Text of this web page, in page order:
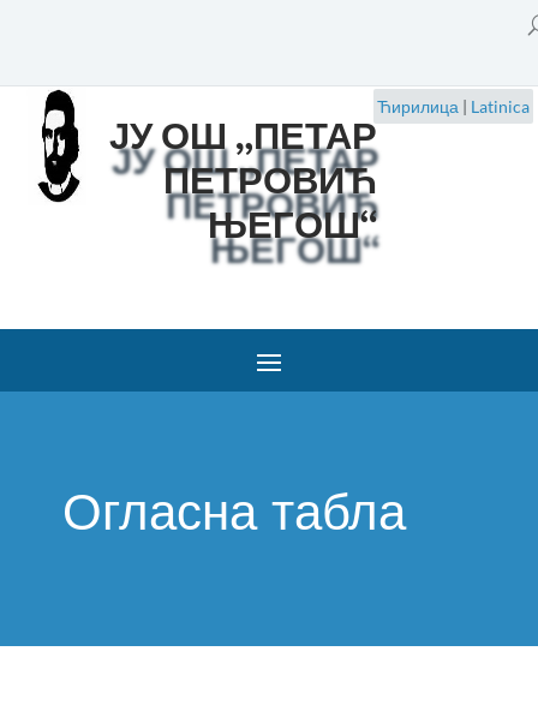
Ћирилица | Latinica
ЈУ ОШ „ПЕТАР
ПЕТРОВИЋ
ЊЕГОШ“
Огласна табла